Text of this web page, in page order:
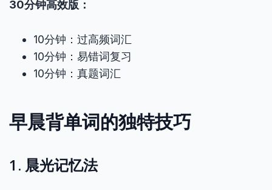
30分钟高效版：
10分钟：过高频词汇
10分钟：易错词复习
10分钟：真题词汇
早晨背单词的独特技巧
1. 晨光记忆法